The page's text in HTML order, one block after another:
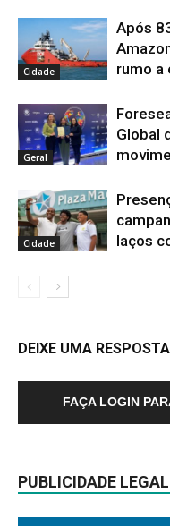
Cidade
Após
rumo a
Geral
Global
Cidade
laços
DEIXE UMA RESPOSTA
FAÇA LOGIN
PUBLICIDADE LEGAL